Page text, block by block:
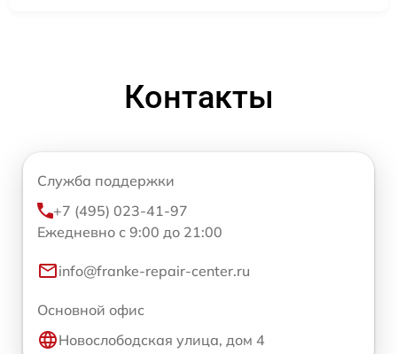
Контакты
Служба поддержки
+7 (495) 023-41-97
Ежедневно с 9:00 до 21:00
info@franke-repair-center.ru
Основной офис
Новослободская улица, дом 4